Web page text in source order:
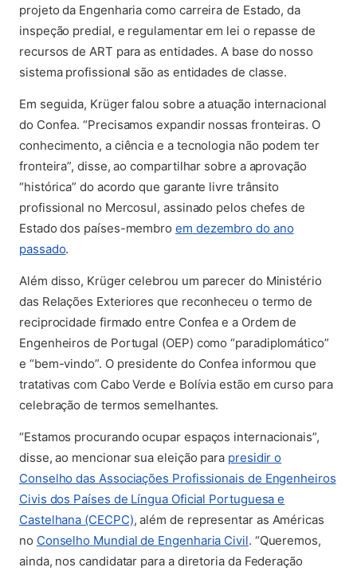
projeto da Engenharia como carreira de Estado, da
inspeção predial, e regulamentar em lei o repasse de
recursos de ART para as entidades. A base do nosso
sistema profissional são as entidades de classe.
Em seguida, Krüger falou sobre a atuação internacional
do Confea. “Precisamos expandir nossas fronteiras. O
conhecimento, a ciência e a tecnologia não podem ter
fronteira”, disse, ao compartilhar sobre a aprovação
“histórica” do acordo que garante livre trânsito
profissional no Mercosul, assinado pelos chefes de
Estado dos países-membro em dezembro do ano
passado(abre em nova aba)
.
Além disso, Krüger celebrou um parecer do Ministério
das Relações Exteriores que reconheceu o termo de
reciprocidade firmado entre Confea e a Ordem de
Engenheiros de Portugal (OEP) como “paradiplomático”
e “bem-vindo”. O presidente do Confea informou que
tratativas com Cabo Verde e Bolívia estão em curso para
celebração de termos semelhantes.
“Estamos procurando ocupar espaços internacionais”,
disse, ao mencionar sua eleição para presidir o
Conselho das Associações Profissionais de Engenheiros
Civis dos Países de Língua Oficial Portuguesa e
Castelhana (CECPC)(abre em nova aba)
, além de representar as Américas
no Conselho Mundial de Engenharia Civil(abre em nova aba)
. “Queremos,
ainda, nos candidatar para a diretoria da Federação